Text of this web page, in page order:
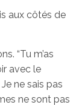
aux côtés de
“Tu m’as
avec le
ne sais pas
ne sont pas